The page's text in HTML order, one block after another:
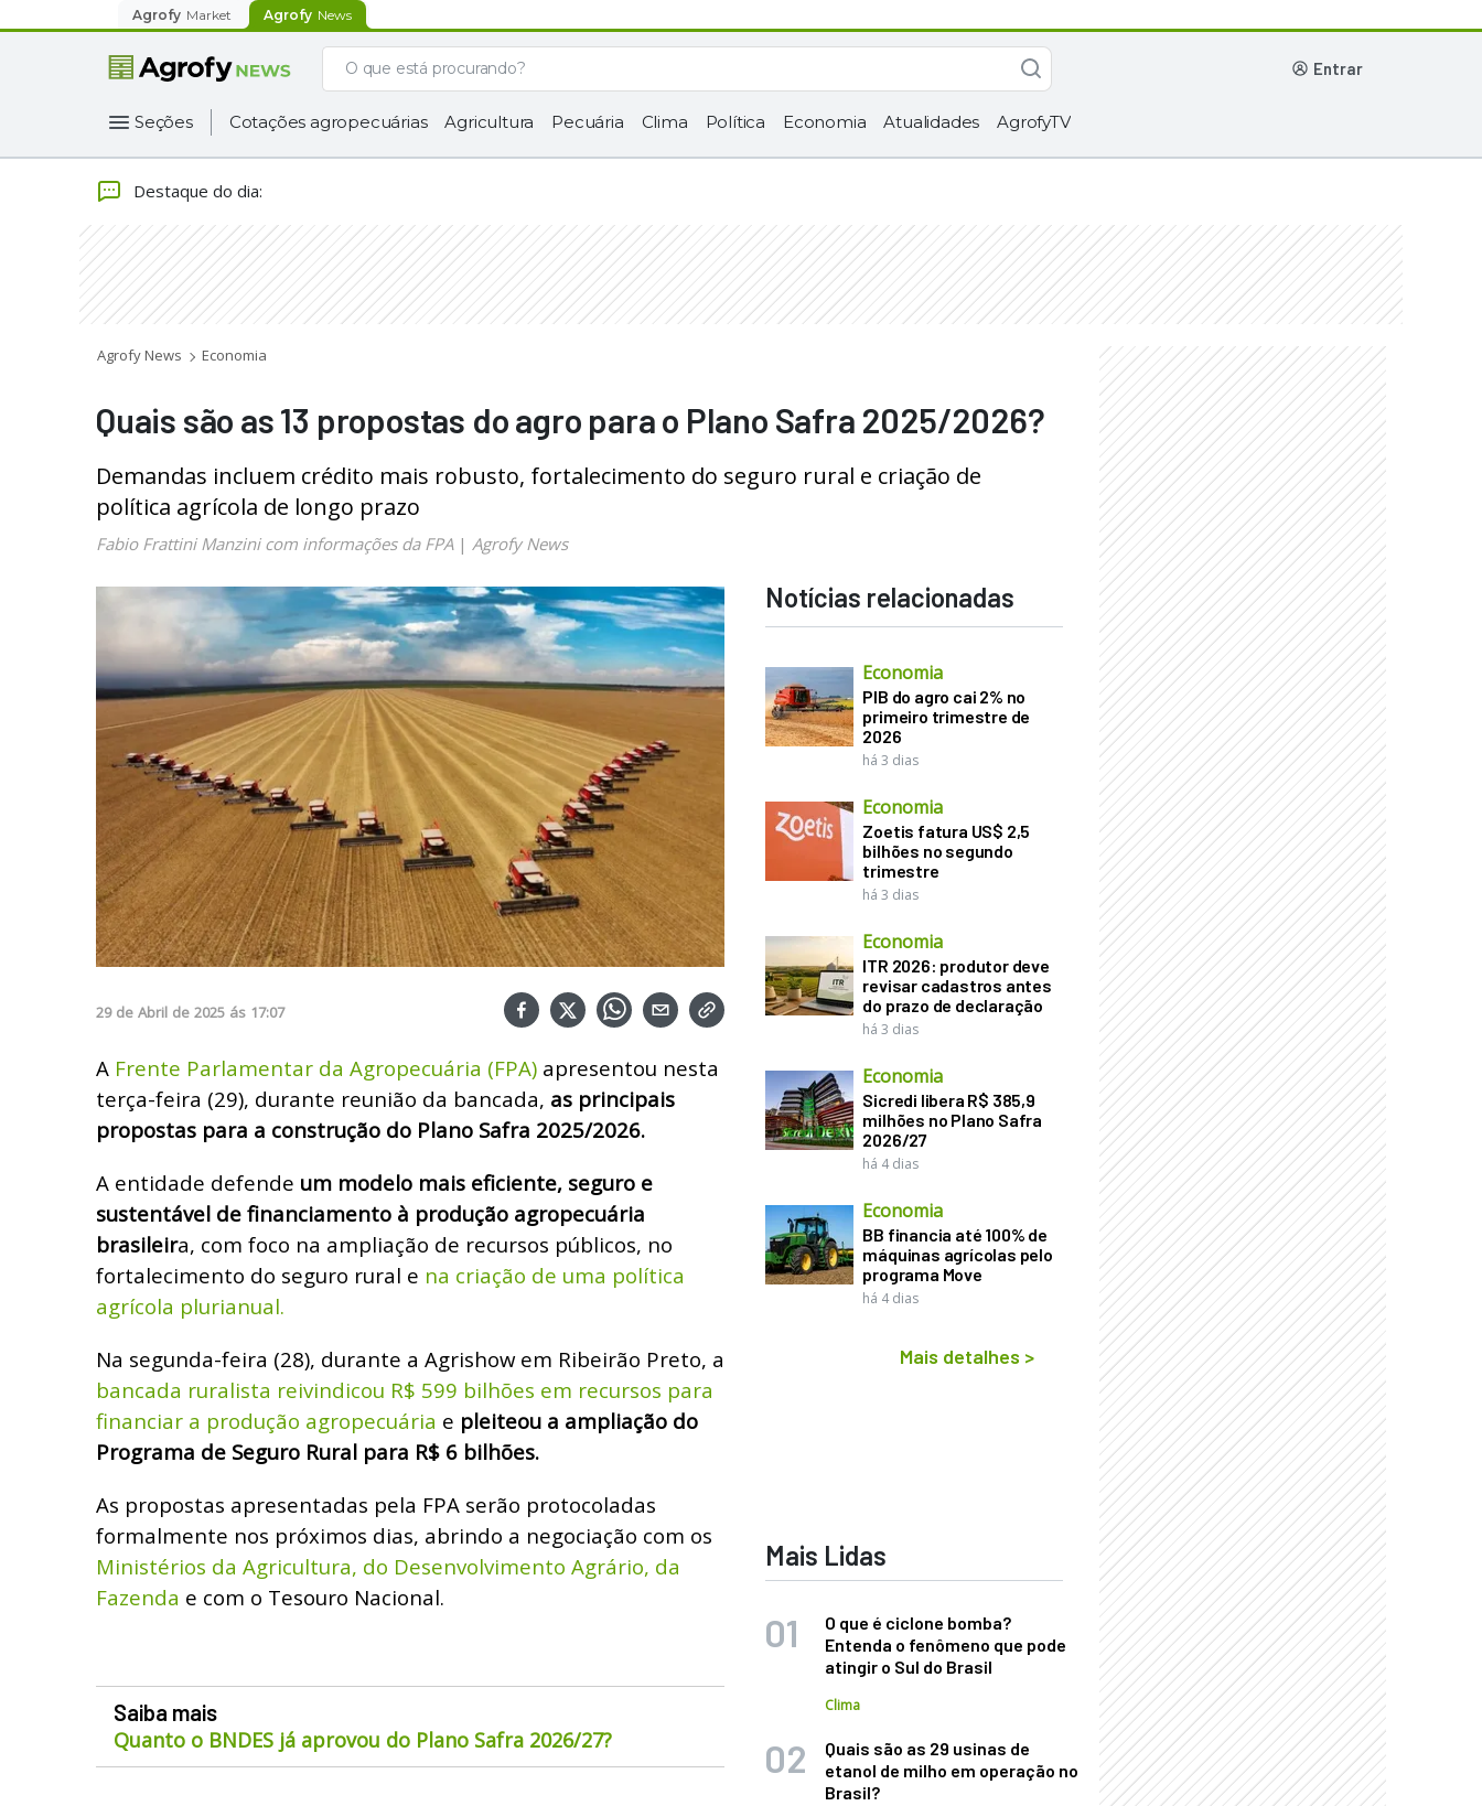
Agrofy Market Agrofy News
entrar
Seções Cotações agropecuárias Agricultura Pecuária Clima Política Economia Atualidades AgrofyTV
Destaque do dia:
Agrofy News Economia
Quais são as 13 propostas do agro para o Plano Safra 2025/2026?
Demandas incluem crédito mais robusto, fortalecimento do seguro rural e criação de
política agrícola de longo prazo
Fabio Frattini Manzini com informações da FPA| Agrofy News
29 de Abril de 2025 ás 17:07
A Frente Parlamentar da Agropecuária (FPA) apresentou nesta
terça-feira (29), durante reunião da bancada, as principais
propostas para a construção do Plano Safra 2025/2026.
A entidade defende um modelo mais eficiente, seguro e
sustentável de financiamento à produção agropecuária
brasileira, com foco na ampliação de recursos públicos, no
fortalecimento do seguro rural e na criação de uma política
agrícola plurianual.
Na segunda-feira (28), durante a Agrishow em Ribeirão Preto, a
bancada ruralista reivindicou R$ 599 bilhões em recursos para
financiar a produção agropecuária e pleiteou a ampliação do
Programa de Seguro Rural para R$ 6 bilhões.
As propostas apresentadas pela FPA serão protocoladas
formalmente nos próximos dias, abrindo a negociação com os
Ministérios da Agricultura, do Desenvolvimento Agrário, da
Fazenda e com o Tesouro Nacional.
Saiba mais
Quanto o BNDES já aprovou do Plano Safra 2026/27?
Notícias relacionadas
Economia
PIB do agro cai 2% no
primeiro trimestre de
2026
há 3 dias
Economia
Zoetis fatura US$ 2,5
bilhões no segundo
trimestre
há 3 dias
Economia
ITR 2026: produtor deve
revisar cadastros antes
do prazo de declaração
há 3 dias
Economia
Sicredi libera R$ 385,9
milhões no Plano Safra
2026/27
há 4 dias
Economia
BB financia até 100% de
máquinas agrícolas pelo
programa Move
há 4 dias
Mais detalhes >
Mais Lidas
O que é ciclone bomba?
Entenda o fenômeno que pode
atingir o Sul do Brasil
Clima
Quais são as 29 usinas de
etanol de milho em operação no
Brasil?